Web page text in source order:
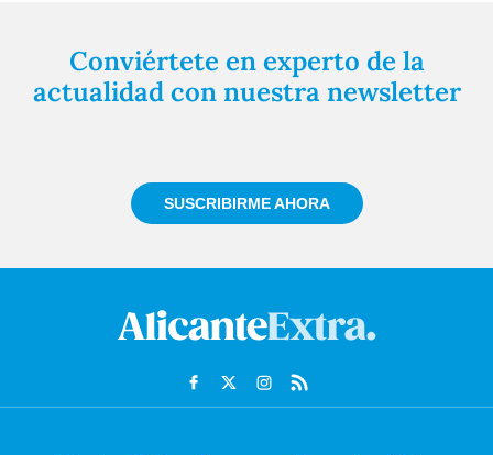
Conviértete en experto de la
actualidad con nuestra newsletter
SUSCRIBIRME AHORA